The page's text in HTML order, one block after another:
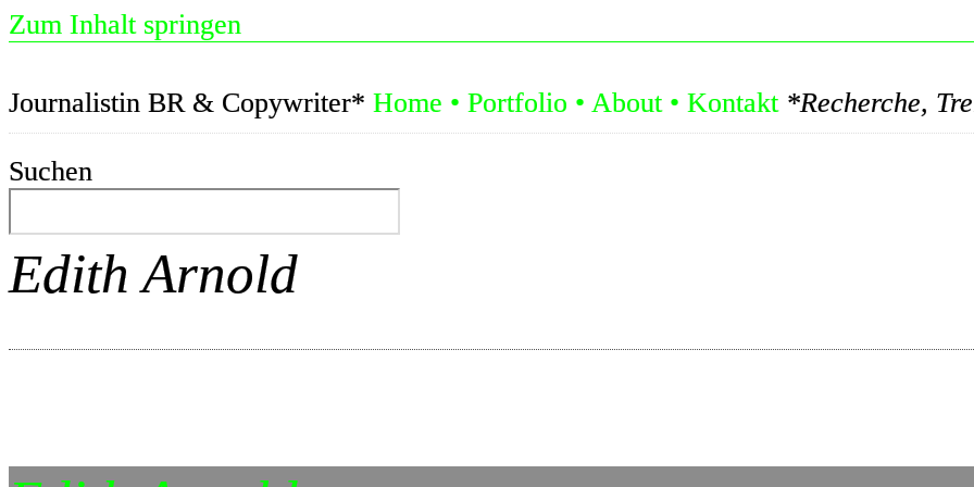
Zum Inhalt springen
Journalistin BR & Copywriter* Home • Portfolio • About • Kontakt *Recherche, Trends, Konzepte: Let's
Suchen
Edith Arnold